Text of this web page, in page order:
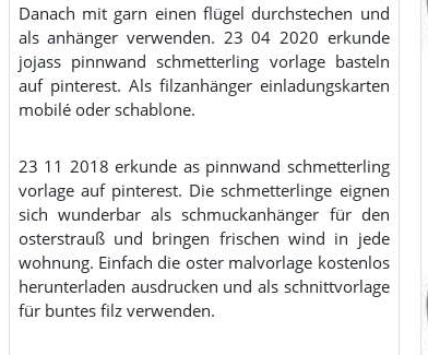
Danach mit garn einen flügel durchstechen und
als anhänger verwenden. 23 04 2020 erkunde
jojass pinnwand schmetterling vorlage basteln
auf pinterest. Als filzanhänger einladungskarten
mobilé oder schablone.
23 11 2018 erkunde as pinnwand schmetterling
vorlage auf pinterest. Die schmetterlinge eignen
sich wunderbar als schmuckanhänger für den
osterstrauß und bringen frischen wind in jede
wohnung. Einfach die oster malvorlage kostenlos
herunterladen ausdrucken und als schnittvorlage
für buntes filz verwenden.